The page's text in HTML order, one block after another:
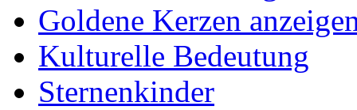
Goldene Kerzen
Kulturelle Bedeutung
Sternenkinder